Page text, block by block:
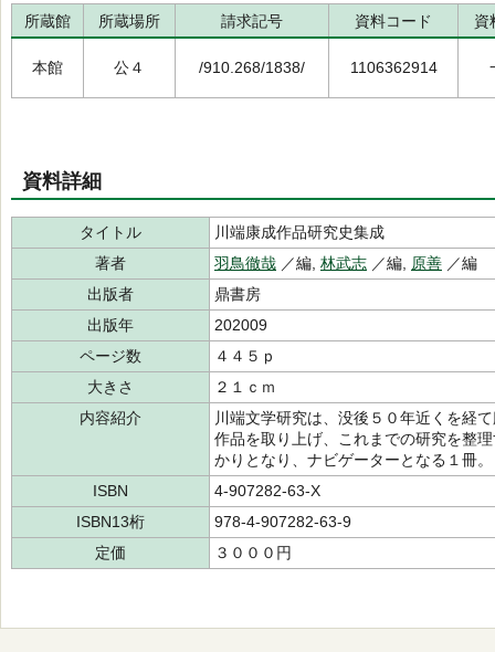
所蔵館 所蔵場所 請求記号 資料コード 資
本館 公４ /910.268/1838/ 1106362914
資料詳細
タイトル
川端康成作品研究史集成
著者
羽鳥徹哉 ／編, 林武志 ／編, 原善 ／編
出版者
鼎書房
出版年
202009
ページ数
４４５ｐ
大きさ
２１ｃｍ
内容紹介
川端文学研究は、没後５０年近くを経
作品を取り上げ、これまでの研究を整
かりとなり、ナビゲーターとなる１冊。
ISBN
4-907282-63-X
ISBN13桁
978-4-907282-63-9
定価
３０００円